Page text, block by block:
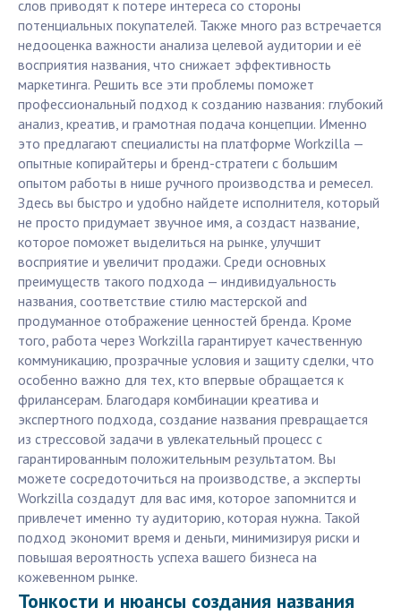
слов приводят к потере интереса со стороны
потенциальных покупателей. Также много раз встречается
недооценка важности анализа целевой аудитории и её
восприятия названия, что снижает эффективность
маркетинга. Решить все эти проблемы поможет
профессиональный подход к созданию названия: глубокий
анализ, креатив, и грамотная подача концепции. Именно
это предлагают специалисты на платформе Workzilla —
опытные копирайтеры и бренд-стратеги с большим
опытом работы в нише ручного производства и ремесел.
Здесь вы быстро и удобно найдете исполнителя, который
не просто придумает звучное имя, а создаст название,
которое поможет выделиться на рынке, улучшит
восприятие и увеличит продажи. Среди основных
преимуществ такого подхода — индивидуальность
названия, соответствие стилю мастерской and
продуманное отображение ценностей бренда. Кроме
того, работа через Workzilla гарантирует качественную
коммуникацию, прозрачные условия и защиту сделки, что
особенно важно для тех, кто впервые обращается к
фрилансерам. Благодаря комбинации креатива и
экспертного подхода, создание названия превращается
из стрессовой задачи в увлекательный процесс с
гарантированным положительным результатом. Вы
можете сосредоточиться на производстве, а эксперты
Workzilla создадут для вас имя, которое запомнится и
привлечет именно ту аудиторию, которая нужна. Такой
подход экономит время и деньги, минимизируя риски и
повышая вероятность успеха вашего бизнеса на
кожевенном рынке.
Тонкости и нюансы создания названия